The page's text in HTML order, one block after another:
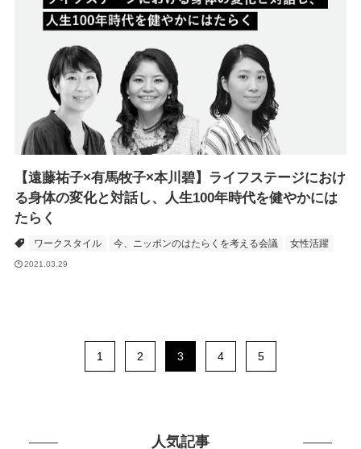
【遠藤祐子×有馬牧子×本川碧】ライフステージにおけ
る身体の変化と対話し、人生100年時代を健やかには
たらく
ワークスタイル 今、ニッポンのはたらくを考える会議 女性活躍
2021.03.29
1 2 3 4 5
人気記事